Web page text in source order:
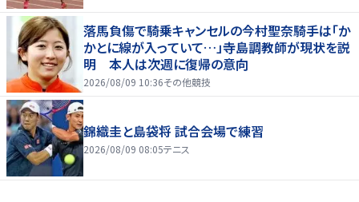
落馬負傷で騎乗キャンセルの今村聖奈騎手は「か
かとに線が入っていて…」寺島調教師が現状を説
明 本人は次週に復帰の意向
2026/08/09 10:36その他競技
錦織圭と島袋将 試合会場で練習
2026/08/09 08:05テニス